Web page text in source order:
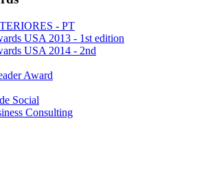
- PT
USA 2013 - 1st edition
USA 2014 - 2nd
Award
Social
Consulting